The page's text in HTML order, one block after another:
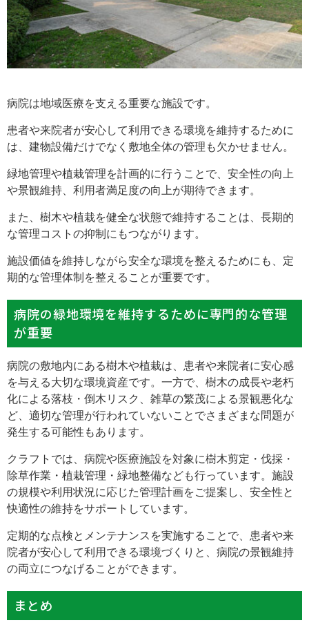
病院は地域医療を支える重要な施設です。
患者や来院者が安心して利用できる環境を維持するために
は、建物設備だけでなく敷地全体の管理も欠かせません。
緑地管理や植栽管理を計画的に行うことで、安全性の向上
や景観維持、利用者満足度の向上が期待できます。
また、樹木や植栽を健全な状態で維持することは、長期的
な管理コストの抑制にもつながります。
施設価値を維持しながら安全な環境を整えるためにも、定
期的な管理体制を整えることが重要です。
病院の緑地環境を維持するために専門的な管理
が重要
病院の敷地内にある樹木や植栽は、患者や来院者に安心感
を与える大切な環境資産です。一方で、樹木の成長や老朽
化による落枝・倒木リスク、雑草の繁茂による景観悪化な
ど、適切な管理が行われていないことでさまざまな問題が
発生する可能性もあります。
クラフトでは、病院や医療施設を対象に樹木剪定・伐採・
除草作業・植栽管理・緑地整備なども行っています。施設
の規模や利用状況に応じた管理計画をご提案し、安全性と
快適性の維持をサポートしています。
定期的な点検とメンテナンスを実施することで、患者や来
院者が安心して利用できる環境づくりと、病院の景観維持
の両立につなげることができます。
まとめ